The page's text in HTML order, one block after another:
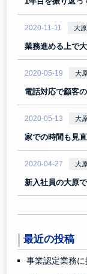
2020-11-11 大
業務進める上で
2020-05-19 大
電話対応で顧客
2020-05-13 大
家での時間も見
2020-04-27 大
新入社員の大原で
最近の投稿
事業認定業務